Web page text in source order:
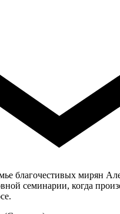
благочестивых мирян
семинарии, когда